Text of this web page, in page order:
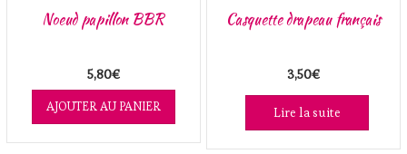
Noeud papillon BBR
5,80€
AJOUTER AU PANIER
Casquette drapeau français
3,50€
Lire la suite